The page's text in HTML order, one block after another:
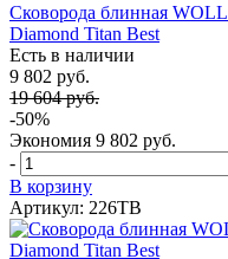
Сковорода блинная
Diamond Titan Best
Есть в наличии
9 802 руб.
19 604 руб.
-50%
Экономия 9 802 руб.
-
В корзину
Артикул: 226TB